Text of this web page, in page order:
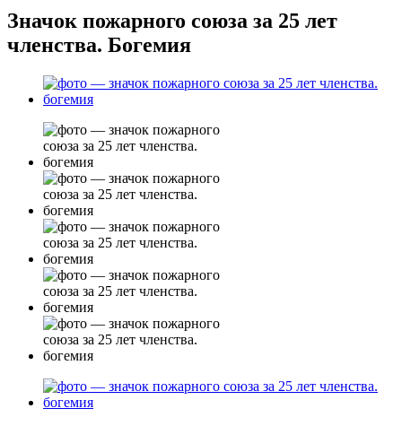
Значок пожарного союза за 25 лет
членства. Богемия